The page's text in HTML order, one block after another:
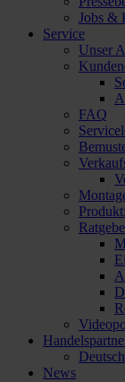
Jobs &
Service
Unser
FAQ
News